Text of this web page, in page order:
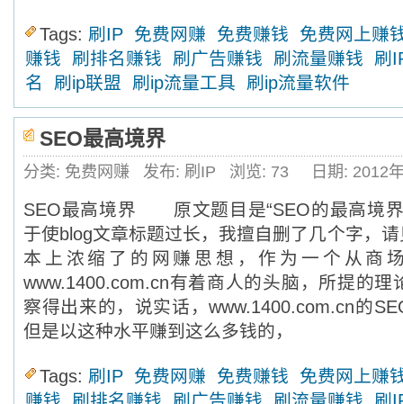
Tags: 刷IP 免费网赚 免费赚钱
免费网上赚
赚钱
刷排名赚钱 刷广告赚钱 刷流量赚钱
刷
名
刷ip联盟 刷ip流量工具 刷ip流量软件
SEO最高境界
分类: 免费网赚 发布: 刷IP 浏览: 73 日期: 2012
SEO最高境界 原文题目是“SEO的最高境界
于使blog文章标题过长，我擅自删了几个字，
本上浓缩了的网赚思想，作为一个从商
www.1400.com.cn有着商人的头脑，所提的理
察得出来的，说实话，www.1400.com.cn的
但是以这种水平赚到这么多钱的，
Tags: 刷IP 免费网赚 免费赚钱
免费网上赚